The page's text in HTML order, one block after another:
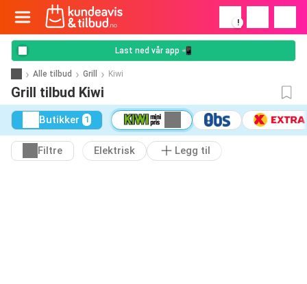
!
Last ned vår app 📲
Alle tilbud Grill Kiwi
Grill tilbud Kiwi
Butikker 1
Filtre Elektrisk Legg til